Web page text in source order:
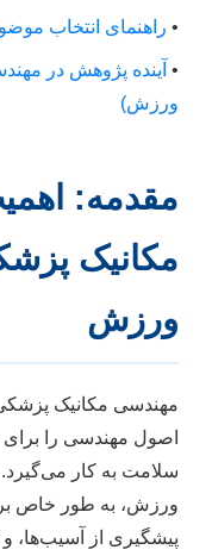
• راهنمای انتخاب
• آینده پژوهش در
ورزش)
مقدمه:
مکانیک
ورزش
مهندسی مکانیک
اصول مهندسی را
سلامت به کار
ورزش، به طور خاص بر
پیشگیری از آسیب‌ها، و